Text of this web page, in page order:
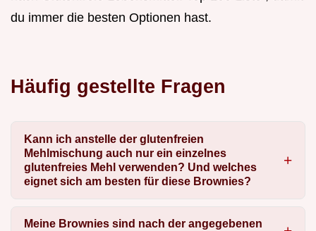
du immer die besten Optionen hast.
Häufig gestellte Fragen
Kann ich anstelle der glutenfreien
Mehlmischung auch nur ein einzelnes
glutenfreies Mehl verwenden? Und welches
eignet sich am besten für diese Brownies?
Meine Brownies sind nach der angegebenen